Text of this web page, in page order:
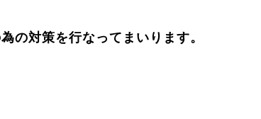
の対策を行なってまいります。